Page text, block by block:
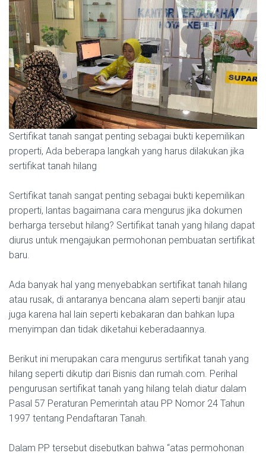
Sertifikat tanah sangat penting sebagai bukti kepemilikan
properti, Ada beberapa langkah yang harus dilakukan jika
sertifikat tanah hilang
Sertifikat tanah sangat penting sebagai bukti kepemilikan
properti, lantas bagaimana cara mengurus jika dokumen
berharga tersebut hilang? Sertifikat tanah yang hilang dapat
diurus untuk mengajukan permohonan pembuatan sertifikat
baru.
Ada banyak hal yang menyebabkan sertifikat tanah hilang
atau rusak, di antaranya bencana alam seperti banjir atau
juga karena hal lain seperti kebakaran dan bahkan lupa
menyimpan dan tidak diketahui keberadaannya.
Berikut ini merupakan cara mengurus sertifikat tanah yang
hilang seperti dikutip dari Bisnis dan rumah.com. Perihal
pengurusan sertifikat tanah yang hilang telah diatur dalam
Pasal 57 Peraturan Pemerintah atau PP Nomor 24 Tahun
1997 tentang Pendaftaran Tanah.
Dalam PP tersebut disebutkan bahwa “atas permohonan